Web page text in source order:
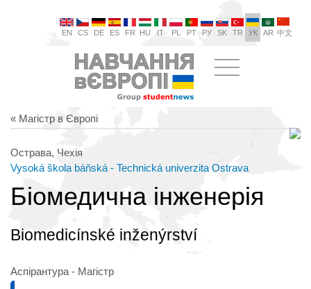
EN CS DE ES FR HU IT PL PT РУ SK TR УК AR 中文
« Магістр в Європі
Острава, Чехія
Vysoká škola báňská - Technická univerzita Ostrava
Біомедична інженерія
Biomedicínské inženýrství
Аспірантура - Магістр